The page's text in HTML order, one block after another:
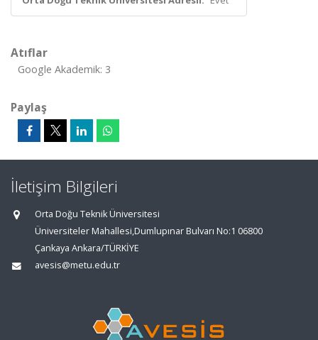
Atıflar
Google Akademik: 3
Paylaş
İletişim Bilgileri
Orta Doğu Teknik Üniversitesi
Üniversiteler Mahallesi,Dumlupınar Bulvarı No:1 06800
Çankaya Ankara/TÜRKİYE
avesis@metu.edu.tr